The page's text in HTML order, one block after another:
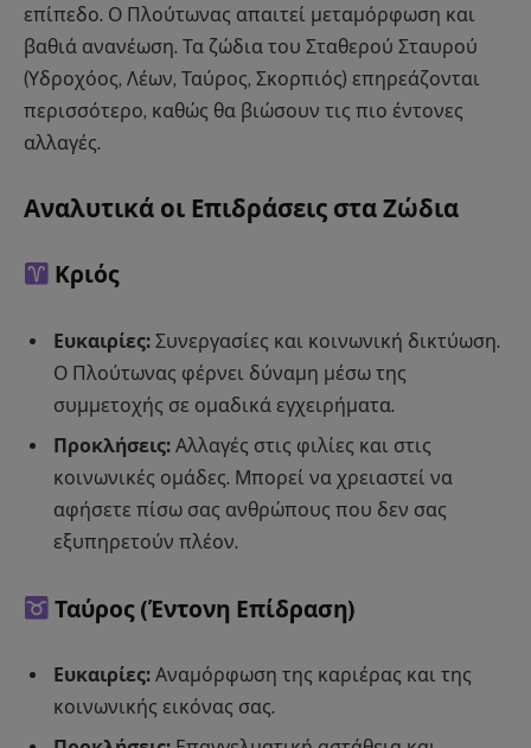
επίπεδο. Ο Πλούτωνας απαιτεί μεταμόρφωση και
βαθιά ανανέωση. Τα ζώδια του Σταθερού Σταυρού
(Υδροχόος, Λέων, Ταύρος, Σκορπιός) επηρεάζονται
περισσότερο, καθώς θα βιώσουν τις πιο έντονες
αλλαγές.
Αναλυτικά οι Επιδράσεις στα Ζώδια
Κριός
Ευκαιρίες: Συνεργασίες και κοινωνική δικτύωση.
Ο Πλούτωνας φέρνει δύναμη μέσω της
συμμετοχής σε ομαδικά εγχειρήματα.
Προκλήσεις: Αλλαγές στις φιλίες και στις
κοινωνικές ομάδες. Μπορεί να χρειαστεί να
αφήσετε πίσω σας ανθρώπους που δεν σας
εξυπηρετούν πλέον.
Ταύρος(Έντονη Επίδραση)
Ευκαιρίες: Αναμόρφωση της καριέρας και της
κοινωνικής εικόνας σας.